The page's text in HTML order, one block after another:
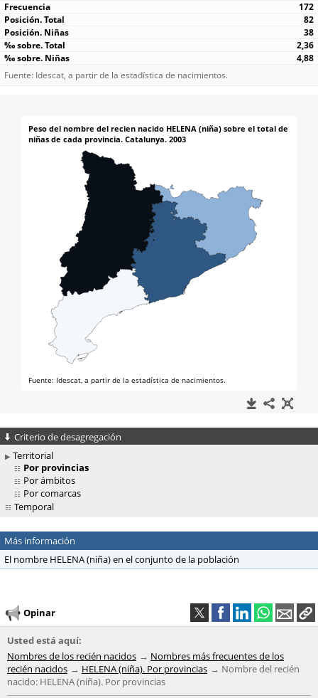
172
82
38
2,36
4,88
Fuente: Idescat, a partir de la estadística de nacimientos.
Criterio de desagregación
Territorial
Por provincias
Por ámbitos
Por comarcas
Temporal
Más información
El nombre HELENA (niña) en el conjunto de la población
Opinar
Usted está aquí:
Nombres de los recién nacidos
Nombres más frecuentes de los
recién nacidos
HELENA (niña). Por provincias
Nombre del recién
nacido: HELENA (niña). Por provincias